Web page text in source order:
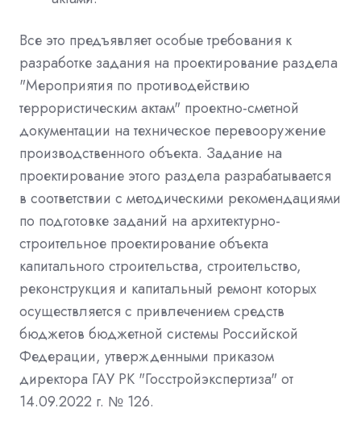
Все это предъявляет особые требования к
разработке задания на проектирование раздела
"Мероприятия по противодействию
террористическим актам" проектно-сметной
документации на техническое перевооружение
производственного объекта. Задание на
проектирование этого раздела разрабатывается
в соответствии с методическими рекомендациями
по подготовке заданий на архитектурно-
строительное проектирование объекта
капитального строительства, строительство,
реконструкция и капитальный ремонт которых
осуществляется с привлечением средств
бюджетов бюджетной системы Российской
Федерации, утвержденными приказом
директора ГАУ РК "Госстройэкспертиза" от
14.09.2022 г. № 126.